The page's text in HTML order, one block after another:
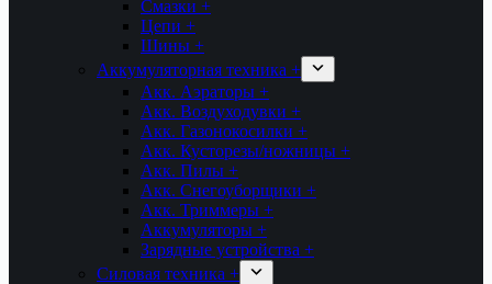
Смазки +
Цепи +
Шины +
Аккумуляторная техника +
Акк. Аэраторы +
Акк. Воздуходувки +
Акк. Газонокосилки +
Акк. Кусторезы/ножницы +
Акк. Пилы +
Акк. Снегоуборщики +
Акк. Триммеры +
Аккумуляторы +
Зарядные устройства +
Силовая техника +